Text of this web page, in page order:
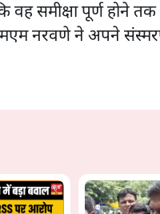
वह समीक्षा पूर्ण होने
नरवणे ने अपने